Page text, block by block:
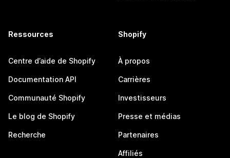
Ressources
Centre d’aide de Shopify
Documentation API
Communauté Shopify
Le blog de Shopify
Recherche
Shopify
À propos
Carrières
Investisseurs
Presse et médias
Partenaires
Affiliés